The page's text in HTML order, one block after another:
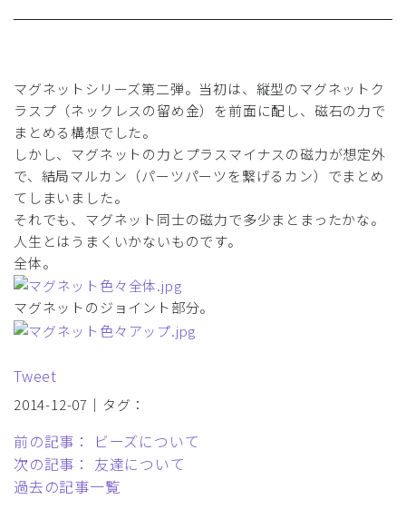
マグネットシリーズ第二弾。当初は、縦型のマグネットク
ラスプ（ネックレスの留め金）を前面に配し、磁石の力で
まとめる構想でした。
しかし、マグネットの力とプラスマイナスの磁力が想定外
で、結局マルカン（パーツパーツを繋げるカン）でまとめ
てしまいました。
それでも、マグネット同士の磁力で多少まとまったかな。
人生とはうまくいかないものです。
全体。
マグネットのジョイント部分。
Tweet
2014-12-07｜タグ：
前の記事： ビーズについて
次の記事： 友達について
過去の記事一覧